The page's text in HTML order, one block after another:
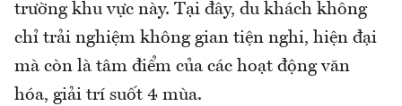
trường khu vực này. Tại đây, du khách không
chỉ trải nghiệm không gian tiện nghi, hiện đại
mà còn là tâm điểm của các hoạt động văn
hóa, giải trí suốt 4 mùa.